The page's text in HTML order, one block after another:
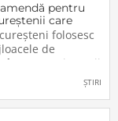
pentru
care
facă acest lucru
2026.
folosesc
de
în comun, iar unii
călătoresc adesea
sau tramvaiul
un bilet. Iar în
ȘTIRI